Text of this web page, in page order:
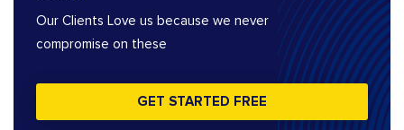
Our Clients Love us because we never
compromise on these
GET STARTED FREE